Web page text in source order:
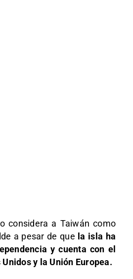
considera a Taiwán como
a pesar de que la isla ha
y cuenta con el
y la Unión Europea.